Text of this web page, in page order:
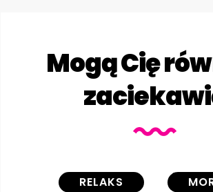
Mogą Cię
RELAKS